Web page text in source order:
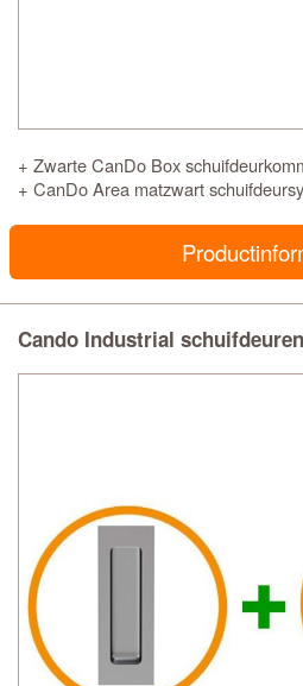
+ Zwarte CanDo Box
+ CanDo Area matzwart
Cando Industrial